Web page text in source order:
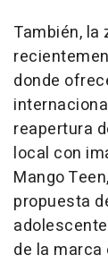
También, la
donde
reapertura
local con
Mango
propuesta
de la